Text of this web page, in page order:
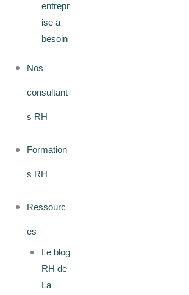
entrepr
ise a
besoin
Nos
consultant
s RH
Formation
s RH
Ressourc
es
Le blog
RH de
La